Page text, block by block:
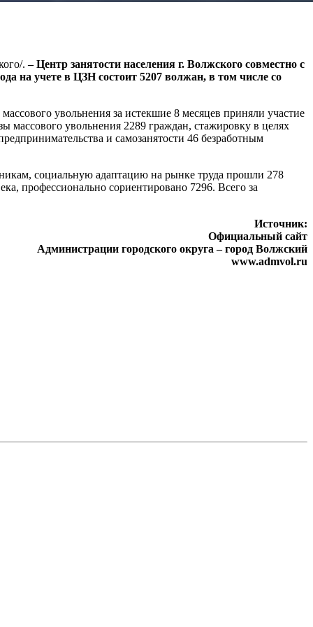
. – Центр занятости населения г. Волжского совместно с
на учете в ЦЗН состоит 5207 волжан, в том числе со
увольнения за истекшие 8 месяцев приняли участие
массового увольнения 2289 граждан, стажировку в целях
и самозанятости 46 безработным
социальную адаптацию на рынке труда прошли 278
профессионально сориентировано 7296. Всего за
Источник:
Официальный сайт
Администрации городского округа – город Волжский
www.admvol.ru